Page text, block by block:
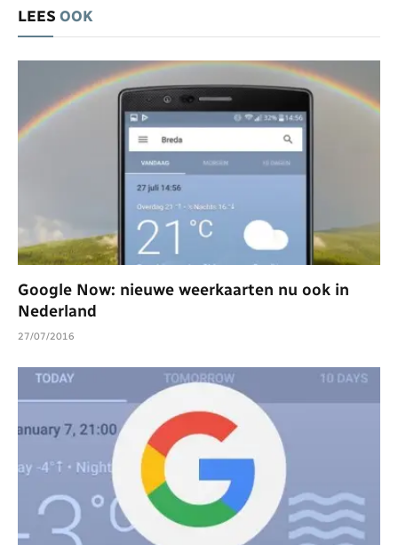
LEES OOK
Google Now: nieuwe weerkaarten nu ook in
Nederland
27/07/2016